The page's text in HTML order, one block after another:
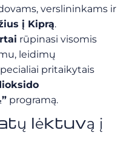
verslininkams ir
į Kiprą.
rūpinasi visomis
leidimų
pritaikytais
programą.
lėktuvą į